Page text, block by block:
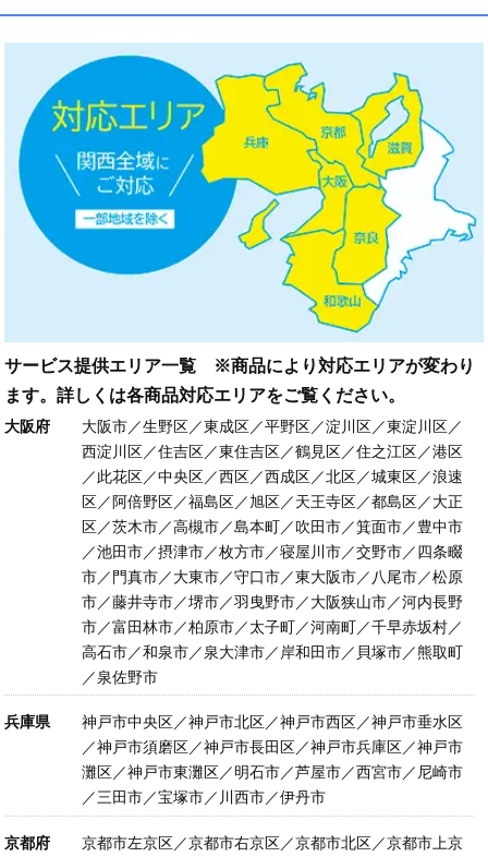
サービス提供エリア一覧 ※商品により対応エリアが変わり
ます。詳しくは各商品対応エリアをご覧ください。
大阪府
大阪市／生野区／東成区／平野区／淀川区／東淀川区／
西淀川区／住吉区／東住吉区／鶴見区／住之江区／港区
／此花区／中央区／西区／西成区／北区／城東区／浪速
区／阿倍野区／福島区／旭区／天王寺区／都島区／大正
区／茨木市／高槻市／島本町／吹田市／箕面市／豊中市
／池田市／摂津市／枚方市／寝屋川市／交野市／四条畷
市／門真市／大東市／守口市／東大阪市／八尾市／松原
市／藤井寺市／堺市／羽曳野市／大阪狭山市／河内長野
市／富田林市／柏原市／太子町／河南町／千早赤坂村／
高石市／和泉市／泉大津市／岸和田市／貝塚市／熊取町
／泉佐野市
兵庫県
神戸市中央区／神戸市北区／神戸市西区／神戸市垂水区
／神戸市須磨区／神戸市長田区／神戸市兵庫区／神戸市
灘区／神戸市東灘区／明石市／芦屋市／西宮市／尼崎市
／三田市／宝塚市／川西市／伊丹市
京都府
京都市左京区／京都市右京区／京都市北区／京都市上京